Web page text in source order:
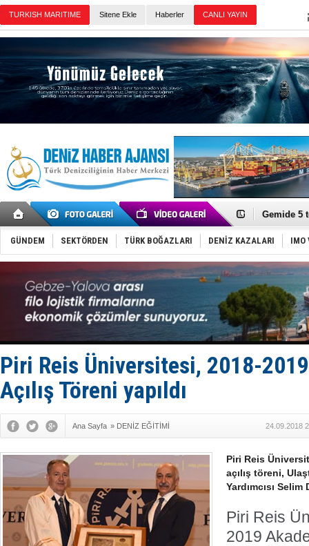
TURKISH MARITIME Sitene Ekle Haberler CANLI YAYIN
Dron
'REGAL
Yakıt
Rus
Tatil
Rusya,
Enejota
Denizcilik
‘14.
Taksi
TÜRKLİM
GÜNDEM SEKTÖRDEN TÜRK BOĞAZLARI DENİZ KAZALARI IMO
Piri Reis Üniversitesi, 2018-
Açılış Töreni yapıldı
Ana Sayfa » DENİZ EĞİTİMİ 24.09.2018
Piri Reis
açılış töreni,
Yardımcısı Selim
Piri Reis
2019